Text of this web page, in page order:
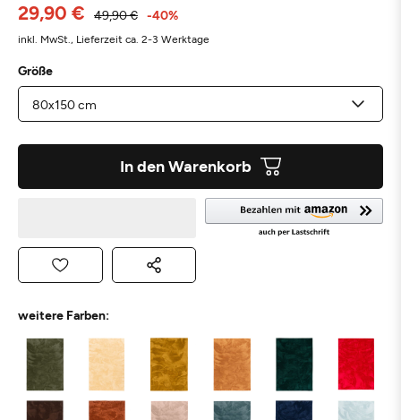
29,90 € 49,90 € -40%
inkl. MwSt., Lieferzeit ca. 2-3 Werktage
Größe
In den Warenkorb
weitere Farben: